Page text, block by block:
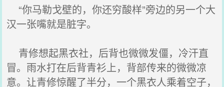
“你马勒戈壁的，你还穷酸样”旁边的另一个大
汉一张嘴就是脏字。
青修想起黑衣社，后背也微微发僵，冷汗直
冒。雨水打在后背青衫上，背部传来的微微凉
意。让青修惊醒了半分，一个黑衣人乘着空子，